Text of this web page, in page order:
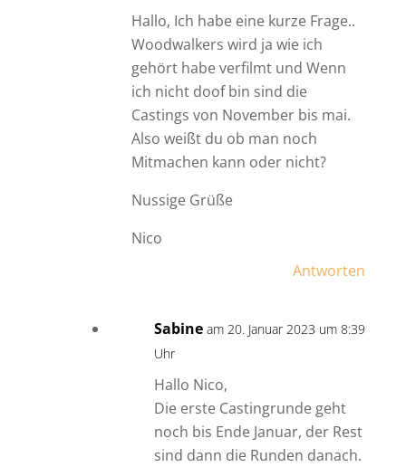
Hallo, Ich habe eine kurze Frage..
Woodwalkers wird ja wie ich
gehört habe verfilmt und Wenn
ich nicht doof bin sind die
Castings von November bis mai.
Also weißt du ob man noch
Mitmachen kann oder nicht?
Nussige Grüße
Nico
Antworten
Sabine am 20. Januar 2023 um 8:39
Uhr
Hallo Nico,
Die erste Castingrunde geht
noch bis Ende Januar, der Rest
sind dann die Runden danach.